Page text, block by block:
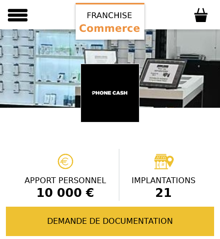
APPORT PERSONNEL
10 000 €
IMPLANTATIONS
21
DEMANDE DE DOCUMENTATION